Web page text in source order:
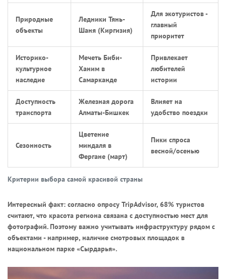
Критерии выбора самой красивой страны
Природные
объекты
Ледники Тянь-
Шаня (Киргизия)
Для экотуристов -
главный
приоритет
Историко-
культурное
наследие
Мечеть Биби-
Ханим в
Самарканде
Привлекает
любителей
истории
Доступность
транспорта
Железная дорога
Алматы-Бишкек
Влияет на
удобство поездки
Сезонность
Цветение
миндаля в
Фергане (март)
Пики спроса
весной/осенью
Интересный факт: согласно опросу TripAdvisor, 68% туристов
считают, что красота региона связана с доступностью мест для
фотографий. Поэтому важно учитывать инфраструктуру рядом с
объектами - например, наличие смотровых площадок в
национальном парке «Сырдарья».